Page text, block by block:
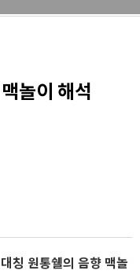
놀이 해석
칭 원통쉘의 음향 맥놀